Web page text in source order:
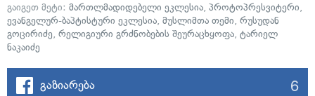
გაიგეთ მეტი: მართლმადიდებელი ეკლესია, პროტოპრესვიტერი,
ევანგელურ-ბაპტისტური ეკლესია, მუსლიმთა თემი, რუსუდან
გოცირიძე, რელიგიური გრძნობების შეურაცხყოფა, ტარიელ
ნაკაიძე
გაზიარება 6